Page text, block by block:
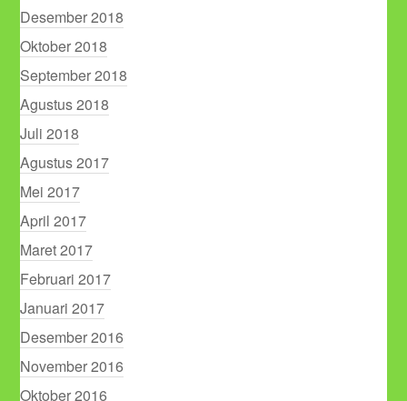
Desember 2018
Oktober 2018
September 2018
Agustus 2018
Juli 2018
Agustus 2017
Mei 2017
April 2017
Maret 2017
Februari 2017
Januari 2017
Desember 2016
November 2016
Oktober 2016